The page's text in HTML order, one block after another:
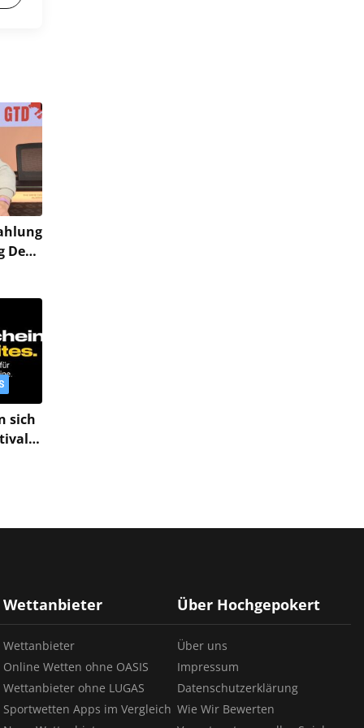
Deal
sich
Wettanbieter
Wettanbieter
Online Wetten ohne OASIS
Wettanbieter ohne LUGAS
Sportwetten Apps im Vergleich
Über Hochgepokert
Über uns
Impressum
Datenschutzerklärung
Wie Wir Bewerten